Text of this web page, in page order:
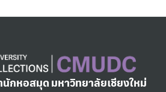
กหอสมุด มหาวิทยาลัยเชียงใหม่